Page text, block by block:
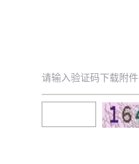
请输入验证码下载附件